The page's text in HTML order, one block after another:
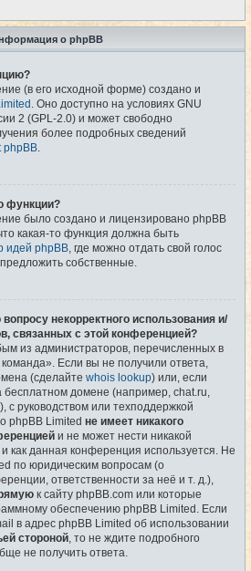
о phpBB
(в его исходной форме) создано и
. Оно доступно на условиях GNU
2 (GPL-2.0) и может свободно
более подробных сведений
phpBB
функции?
было создано и лицензировано phpBB
какая-то функция должна быть
идей phpBB , где можно отдать свой голос
собственные.
некорректного использования и/
связанных с этой конференцией?
из администраторов, перечисленных в
Если вы не получили ответа,
(сделайте whois lookup) или, если
домене (например, chat.ru,
с руководством или техподдержкой
phpBB Limited не имеет никакого
и не может нести никакой
и как данная конференция используется. Не
по юридическим вопросам (о
ответственности за неё и т. д.),
к сайту phpBB.com или которые
обеспечению phpBB Limited. Если
в адрес phpBB Limited об использовании
стороной , то не ждите подробного
не получить ответа.